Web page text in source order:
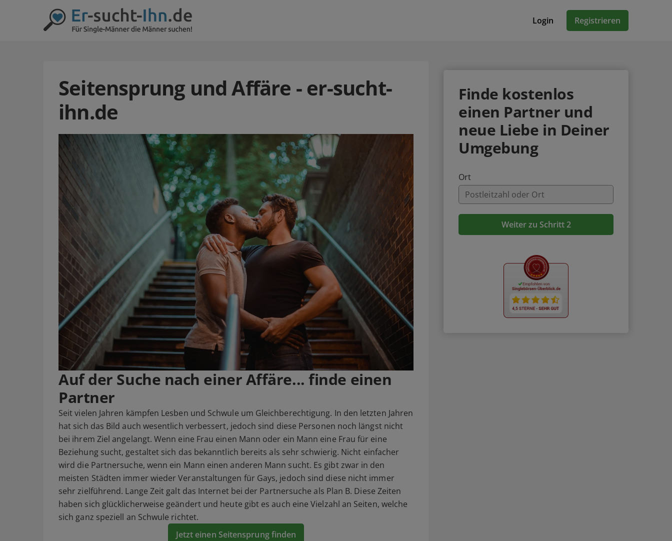
Login Registrieren
Seitensprung und Affäre - er-sucht-
ihn.de
Auf der Suche nach einer Affäre... finde einen
Partner
Seit vielen Jahren kämpfen Lesben und Schwule um Gleichberechtigung. In den letzten Jahren
hat sich das Bild auch wesentlich verbessert, jedoch sind diese Personen noch längst nicht
bei ihrem Ziel angelangt. Wenn eine Frau einen Mann oder ein Mann eine Frau für eine
Beziehung sucht, gestaltet sich das bekanntlich bereits als sehr schwierig. Nicht einfacher
wird die Partnersuche, wenn ein Mann einen anderen Mann sucht. Es gibt zwar in den
meisten Städten immer wieder Veranstaltungen für Gays, jedoch sind diese nicht immer
sehr zielführend. Lange Zeit galt das Internet bei der Partnersuche als Plan B. Diese Zeiten
haben sich glücklicherweise geändert und heute gibt es auch eine Vielzahl an Seiten, welche
sich ganz speziell an Schwule richtet.
Jetzt einen Seitensprung finden
Finde kostenlos
einen Partner und
neue Liebe in Deiner
Umgebung
Ort
Weiter zu Schritt 2